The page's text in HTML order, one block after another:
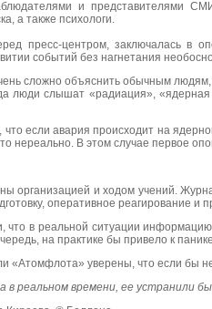
и представителями
а также психологи.
пресс-центром, заключалась в
событий без нагнетания
сложно объяснить обычным
люди слышат «радиация»,
что если авария происходит на
нереально. В этом случае первое
организацией и ходом учений.
оперативное реагирование и
что в реальной ситуации
на практике бы привело к
«Атомфлота» уверены, что если бы
в реальном времени, ее устранили